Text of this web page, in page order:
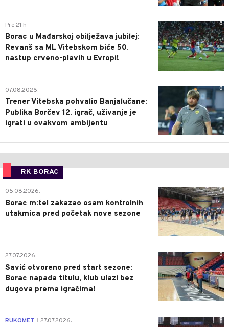
0
Pre 21 h
Borac u Mađarskoj obilježava jubilej:
Revanš sa ML Vitebskom biće 50.
nastup crveno-plavih u Evropi!
0
07.08.2026.
Trener Vitebska pohvalio Banjalučane:
Publika Borčev 12. igrač, uživanje je
igrati u ovakvom ambijentu
RK BORAC
0
05.08.2026.
Borac m:tel zakazao osam kontrolnih
utakmica pred početak nove sezone
0
27.07.2026.
Savić otvoreno pred start sezone:
Borac napada titulu, klub ulazi bez
dugova prema igračima!
0
RUKOMET 27.07.2026.